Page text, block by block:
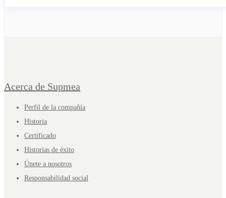
Acerca de Supmea
Perfil de la compañía
Historia
Certificado
Historias de éxito
Únete a nosotros
Responsabilidad social